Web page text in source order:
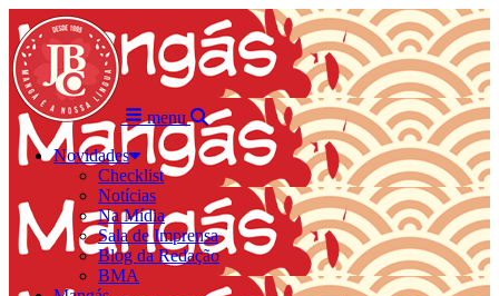
menu
Novidades
Checklist
Notícias
Na Mídia
Sala de Imprensa
Blog da Redação
BMA